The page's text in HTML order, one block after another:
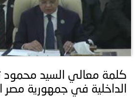
كلمة معالي السيد محمود
الداخلية في جمهورية مصر